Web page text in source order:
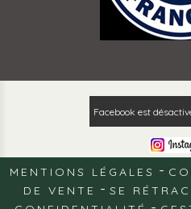
Facebook est
MENTIONS LÉGALES
DE VENTE
SE